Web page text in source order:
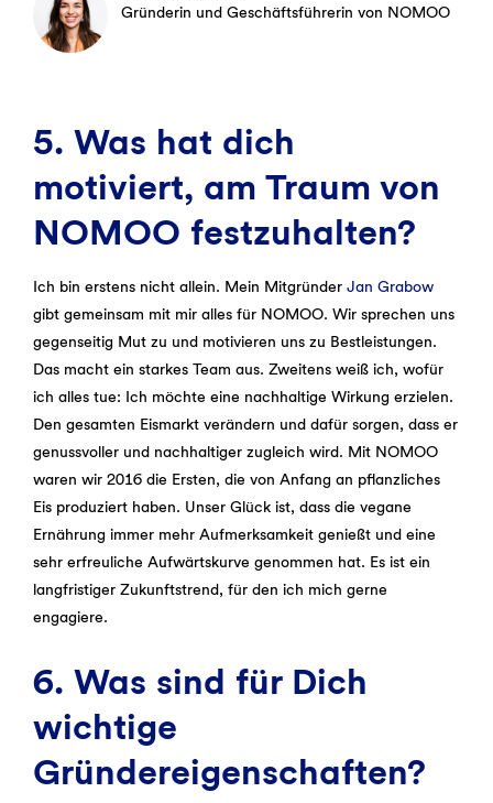
Gründerin und Geschäftsführerin von NOMOO
5. Was hat dich
motiviert, am Traum von
NOMOO festzuhalten?
Ich bin erstens nicht allein. Mein Mitgründer Jan Grabow
gibt gemeinsam mit mir alles für NOMOO. Wir sprechen uns
gegenseitig Mut zu und motivieren uns zu Bestleistungen.
Das macht ein starkes Team aus. Zweitens weiß ich, wofür
ich alles tue: Ich möchte eine nachhaltige Wirkung erzielen.
Den gesamten Eismarkt verändern und dafür sorgen, dass er
genussvoller und nachhaltiger zugleich wird. Mit NOMOO
waren wir 2016 die Ersten, die von Anfang an pflanzliches
Eis produziert haben. Unser Glück ist, dass die vegane
Ernährung immer mehr Aufmerksamkeit genießt und eine
sehr erfreuliche Aufwärtskurve genommen hat. Es ist ein
langfristiger Zukunftstrend, für den ich mich gerne
engagiere.
6. Was sind für Dich
wichtige
Gründereigenschaften?